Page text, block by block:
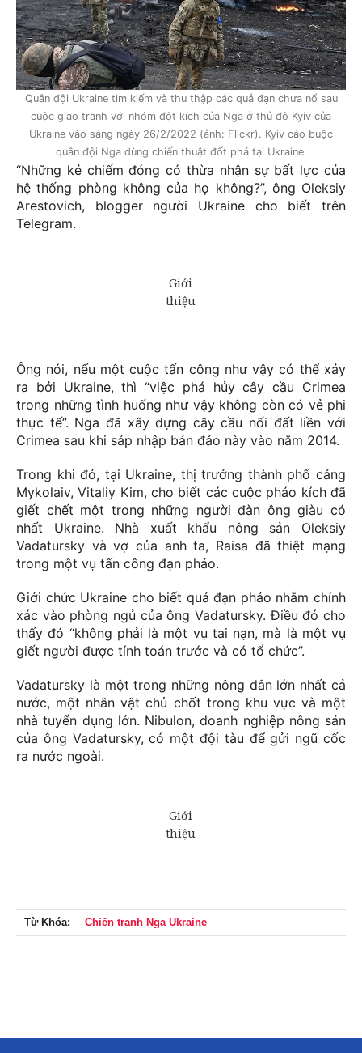
Quân đội Ukraine tìm kiếm và thu thập các quả đạn chưa nổ sau
cuộc giao tranh với nhóm đột kích của Nga ở thủ đô Kyiv của
Ukraine vào sáng ngày 26/2/2022 (ảnh: Flickr). Kyiv cáo buộc
quân đội Nga dùng chiến thuật đốt phá tại Ukraine.
“Những kẻ chiếm đóng có thừa nhận sự bất lực của
hệ thống phòng không của họ không?”, ông Oleksiy
Arestovich, blogger người Ukraine cho biết trên
Telegram.
Ông nói, nếu một cuộc tấn công như vậy có thể xảy
ra bởi Ukraine, thì “việc phá hủy cây cầu Crimea
trong những tình huống như vậy không còn có vẻ phi
thực tế”. Nga đã xây dựng cây cầu nối đất liền với
Crimea sau khi sáp nhập bán đảo này vào năm 2014.
Trong khi đó, tại Ukraine, thị trưởng thành phố cảng
Mykolaiv, Vitaliy Kim, cho biết các cuộc pháo kích đã
giết chết một trong những người đàn ông giàu có
nhất Ukraine. Nhà xuất khẩu nông sản Oleksiy
Vadatursky và vợ của anh ta, Raisa đã thiệt mạng
trong một vụ tấn công đạn pháo.
Giới chức Ukraine cho biết quả đạn pháo nhắm chính
xác vào phòng ngủ của ông Vadatursky. Điều đó cho
thấy đó “không phải là một vụ tai nạn, mà là một vụ
giết người được tính toán trước và có tổ chức”.
Vadatursky là một trong những nông dân lớn nhất cả
nước, một nhân vật chủ chốt trong khu vực và một
nhà tuyển dụng lớn. Nibulon, doanh nghiệp nông sản
của ông Vadatursky, có một đội tàu để gửi ngũ cốc
ra nước ngoài.
Từ Khóa: Chiến tranh Nga Ukraine